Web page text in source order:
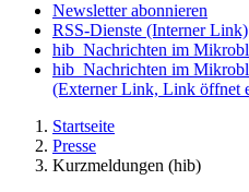
Newsletter abonnieren
RSS-Dienste (Interner Link)
hib_Nachrichten im
hib_Nachrichten im
(Externer Link, Link öffnet
Startseite
Presse
Kurzmeldungen (hib)